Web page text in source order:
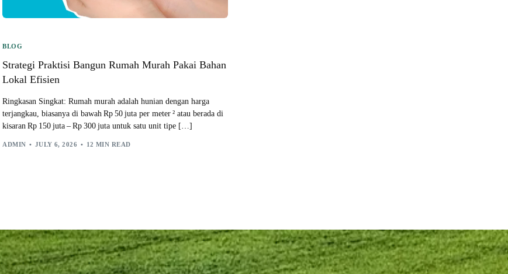
BLOG
Strategi Praktisi Bangun Rumah Murah Pakai Bahan
Lokal Efisien
Ringkasan Singkat: Rumah murah adalah hunian dengan harga
terjangkau, biasanya di bawah Rp 50 juta per meter ² atau berada di
kisaran Rp 150 juta – Rp 300 juta untuk satu unit tipe […]
ADMIN JULY 6, 2026 12 MIN READ